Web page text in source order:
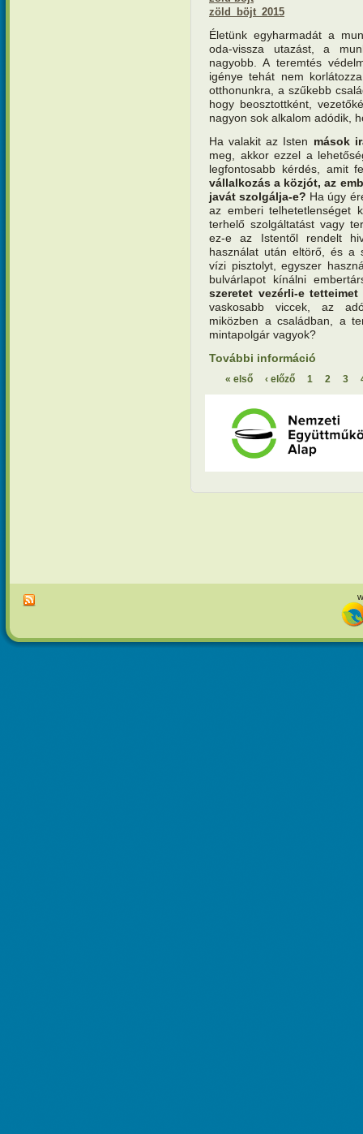
zöld_böjt_2015
Életünk egyharmadát a
oda-vissza utazást, a
nagyobb. A teremtés
igénye tehát nem
otthonunkra, a szűkebb
hogy beosztottként,
nagyon sok alkalom adódik,
Ha valakit az Isten mások
meg, akkor ezzel a
legfontosabb kérdés, amit
vállalkozás a közjót, az
javát szolgálja-e? Ha úgy
az emberi telhetetlenséget
terhelő szolgáltatást vagy
ez-e az Istentől rendelt
használat után eltörő, és a
vízi pisztolyt, egyszer
bulvárlapot kínálni
szeretet vezérli-e tetteimet
vaskosabb viccek, az
miközben a családban, a
mintapolgár vagyok?
További információ
Oldalak
« első ‹ előző 1 2 3